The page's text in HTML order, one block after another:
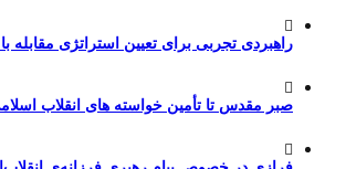
راهبردی تجربی برای تعیین استراتژی مقابله
صبر مقدس تا تأمین خواسته های انقلاب